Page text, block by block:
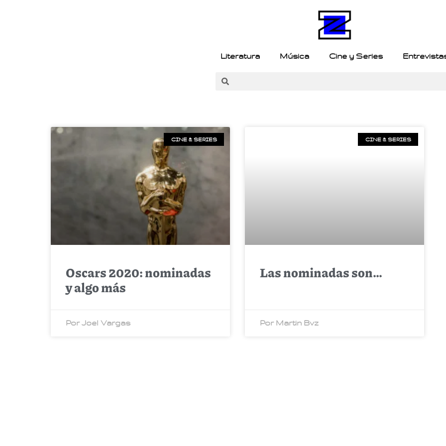
Literatura Música Cine y Series
CINE & SERIES
Oscars 2020: nominadas
y algo más
Por Joel Vargas
CINE & SERIES
Las nominadas son…
Por Martin Bvz